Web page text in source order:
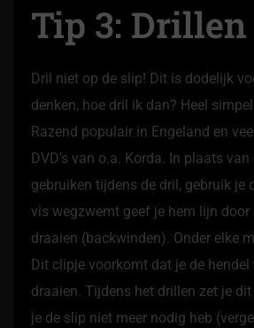
Tip 3: Drillen
Dril niet op de slip! Dit is dodelijk
denken, hoe dril ik dan? Heel
Razend populair in Engeland en
DVD’s van o.a. Korda. In plaats
gebruiken tijdens de dril, gebruik je
vis wegzwemt geef je hem lijn door
draaien (backwinden). Onder elke
Dit clipje voorkomt dat je de
draaien. Tijdens het drillen zet je
je de slip niet meer nodig heb